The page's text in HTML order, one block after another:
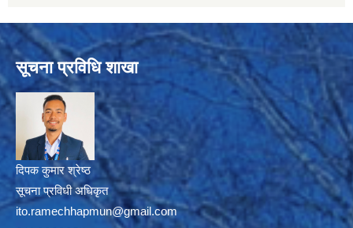
सूचना प्रविधि शाखा
दिपक कुमार श्रेष्ठ
सूचना प्रविधी अधिकृत
ito.ramechhapmun@gmail.com